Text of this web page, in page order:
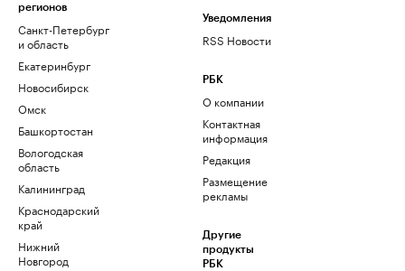
регионов
Санкт-Петербург
и область
Екатеринбург
Новосибирск
Омск
Башкортостан
Вологодская
область
Калининград
Краснодарский
край
Нижний
Новгород
Уведомления
RSS Новости
РБК
О компании
Контактная
информация
Редакция
Размещение
рекламы
Другие
продукты
РБК